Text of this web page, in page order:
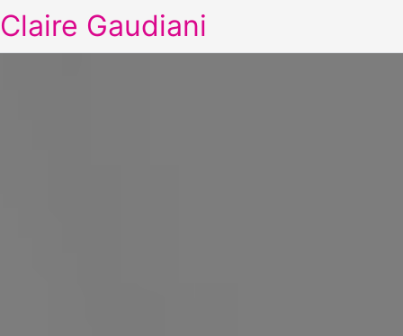
Claire Gaudiani